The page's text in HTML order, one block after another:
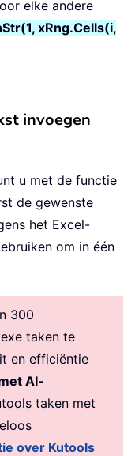
elke andere
xRng.Cells(i,
invoegen
u met de functie
de gewenste
het Excel-
om in één
300
taken te
en efficiëntie
AI-
taken met
over Kutools